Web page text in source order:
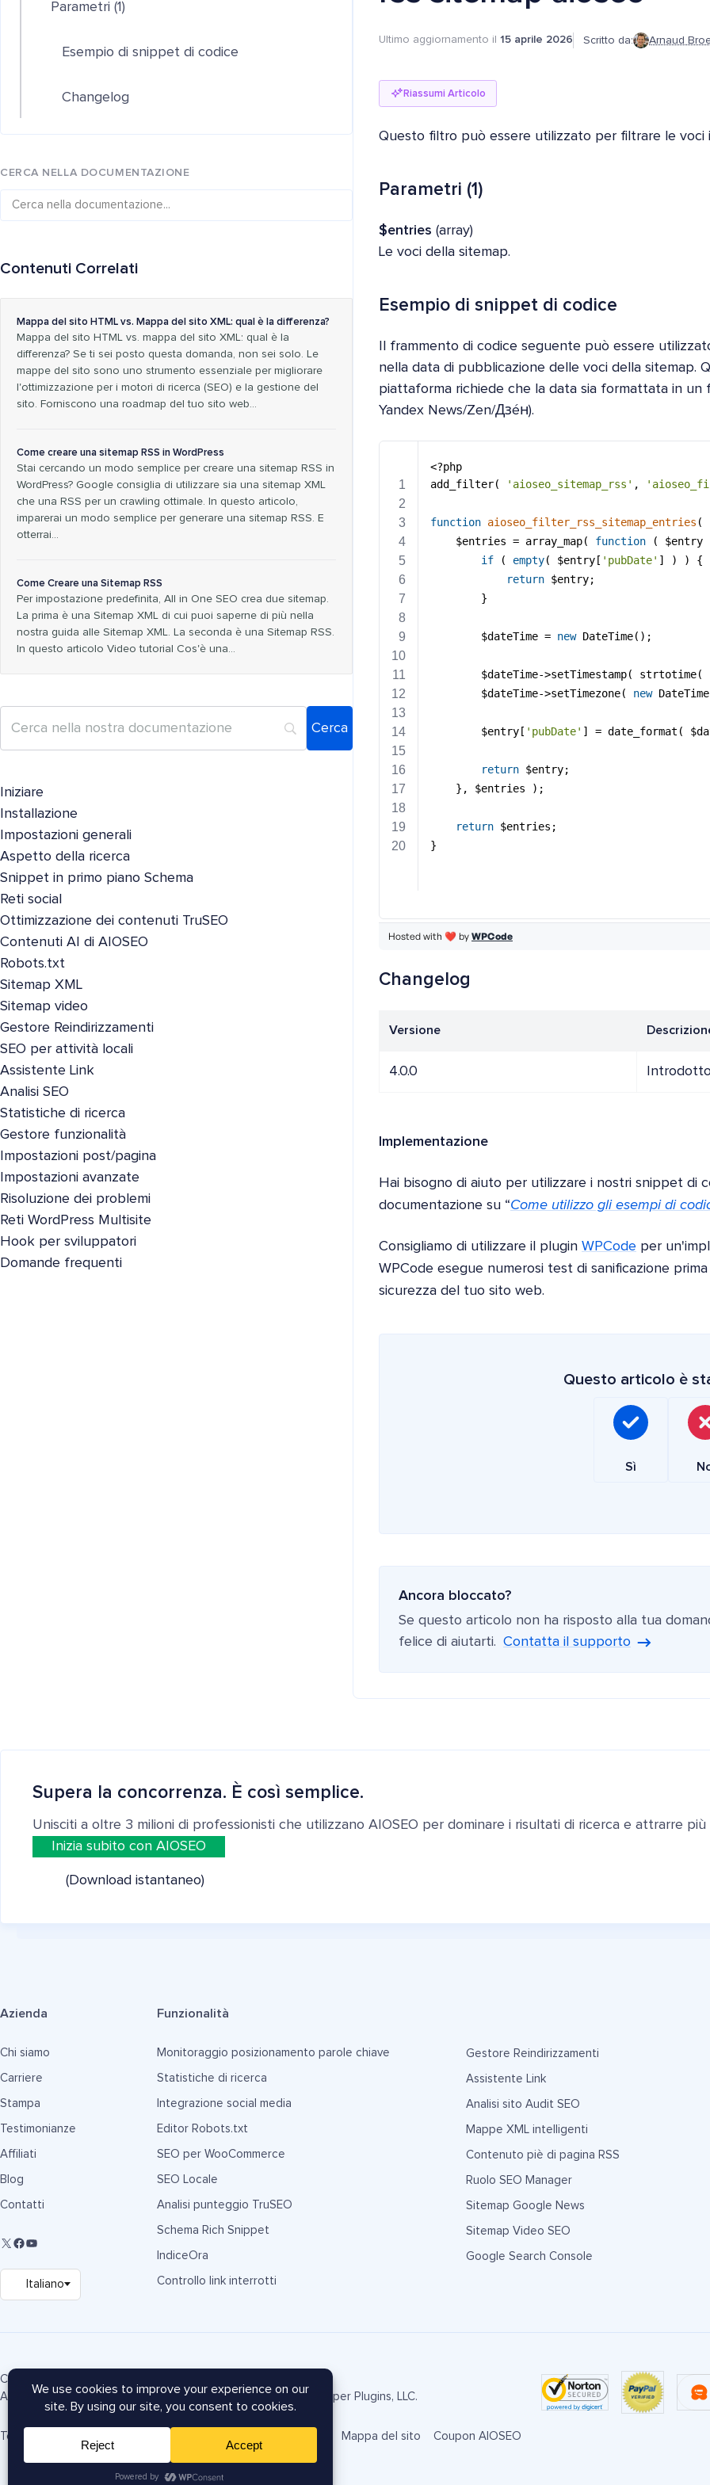
Ultimo aggiornamento il 15 aprile 2026 Scritto da: Arnaud
Riassumi Articolo
Questo filtro può essere utilizzato per filtrare le voci
Parametri (1)
$entries (array)
Le voci della sitemap.
Esempio di snippet di codice
Il frammento di codice seguente può essere
nella data di pubblicazione delle voci della sitemap.
piattaforma richiede che la data sia formattata in un
Yandex News/Zen/Дзéн).
Changelog
Versione
4.0.0
Implementazione
Hai bisogno di aiuto per utilizzare i nostri snippet di
documentazione su “Come utilizzo gli esempi di
Consigliamo di utilizzare il plugin WPCode per
WPCode esegue numerosi test di sanificazione
sicurezza del tuo sito web.
Questo articolo è
Sì
Ancora bloccato?
Se questo articolo non ha risposto alla tua
felice di aiutarti. Contatta il supporto
Parametri (1)
Esempio di snippet di codice
Changelog
CERCA NELLA DOCUMENTAZIONE
Contenuti Correlati
Mappa del sito HTML vs. Mappa del sito XML: qual è la differenza?
Mappa del sito HTML vs. mappa del sito XML: qual è la
differenza? Se ti sei posto questa domanda, non sei solo. Le
mappe del sito sono uno strumento essenziale per migliorare
l'ottimizzazione per i motori di ricerca (SEO) e la gestione del
sito. Forniscono una roadmap del tuo sito web...
Come creare una sitemap RSS in WordPress
Stai cercando un modo semplice per creare una sitemap RSS in
WordPress? Google consiglia di utilizzare sia una sitemap XML
che una RSS per un crawling ottimale. In questo articolo,
imparerai un modo semplice per generare una sitemap RSS. E
otterrai...
Come Creare una Sitemap RSS
Per impostazione predefinita, All in One SEO crea due sitemap.
La prima è una Sitemap XML di cui puoi saperne di più nella
nostra guida alle Sitemap XML. La seconda è una Sitemap RSS.
In questo articolo Video tutorial Cos'è una…
Iniziare
Installazione
Impostazioni generali
Aspetto della ricerca
Snippet in primo piano Schema
Reti social
Ottimizzazione dei contenuti TruSEO
Contenuti AI di AIOSEO
Robots.txt
Sitemap XML
Sitemap video
Gestore Reindirizzamenti
SEO per attività locali
Assistente Link
Analisi SEO
Statistiche di ricerca
Gestore funzionalità
Impostazioni post/pagina
Impostazioni avanzate
Risoluzione dei problemi
Reti WordPress Multisite
Hook per sviluppatori
Domande frequenti
Supera la concorrenza. È così semplice.
Unisciti a oltre 3 milioni di professionisti che utilizzano AIOSEO per dominare i risultati di ricerca e attrarre più
Inizia subito con AIOSEO
(Download istantaneo)
Azienda
Chi siamo
Carriere
Stampa
Testimonianze
Affiliati
Blog
Contatti
Funzionalità
Monitoraggio posizionamento parole chiave
Statistiche di ricerca
Integrazione social media
Editor Robots.txt
SEO per WooCommerce
SEO Locale
Analisi punteggio TruSEO
Schema Rich Snippet
IndiceOra
Controllo link interrotti
Gestore Reindirizzamenti
Assistente Link
Analisi sito Audit SEO
Mappe XML intelligenti
Contenuto piè di pagina RSS
Ruolo SEO Manager
Sitemap Google News
Sitemap Video SEO
Google Search Console
Copyright © 2007-2026 Semper Plugins, LLC.
AIOSEO® e All in One SEO Pack® sono marchi registrati di Semper Plugins, LLC.
Termini di Servizio Mappa del sito Coupon AIOSEO